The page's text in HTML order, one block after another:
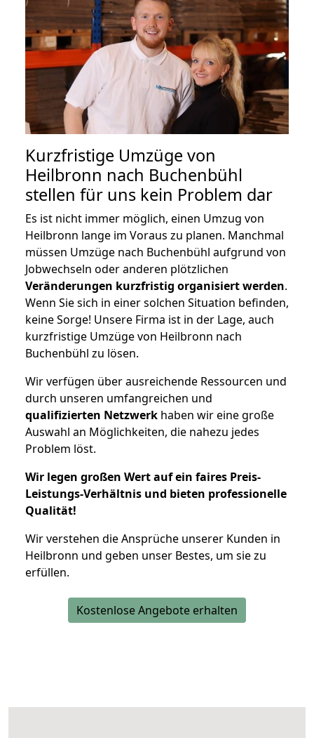
Kurzfristige Umzüge von
Heilbronn nach Buchenbühl
stellen für uns kein Problem dar
Es ist nicht immer möglich, einen Umzug von
Heilbronn lange im Voraus zu planen. Manchmal
müssen Umzüge nach Buchenbühl aufgrund von
Jobwechseln oder anderen plötzlichen
Veränderungen kurzfristig organisiert werden.
Wenn Sie sich in einer solchen Situation befinden,
keine Sorge! Unsere Firma ist in der Lage, auch
kurzfristige Umzüge von Heilbronn nach
Buchenbühl zu lösen.
Wir verfügen über ausreichende Ressourcen und
durch unseren umfangreichen und
qualifizierten Netzwerk haben wir eine große
Auswahl an Möglichkeiten, die nahezu jedes
Problem löst.
Wir legen großen Wert auf ein faires Preis-
Leistungs-Verhältnis und bieten professionelle
Qualität!
Wir verstehen die Ansprüche unserer Kunden in
Heilbronn und geben unser Bestes, um sie zu
erfüllen.
Kostenlose Angebote erhalten